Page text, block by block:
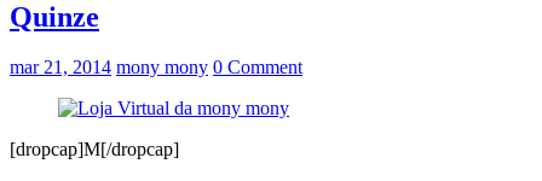
Quinze
mar 21, 2014 mony mony 0 Comment
[dropcap]M[/dropcap]